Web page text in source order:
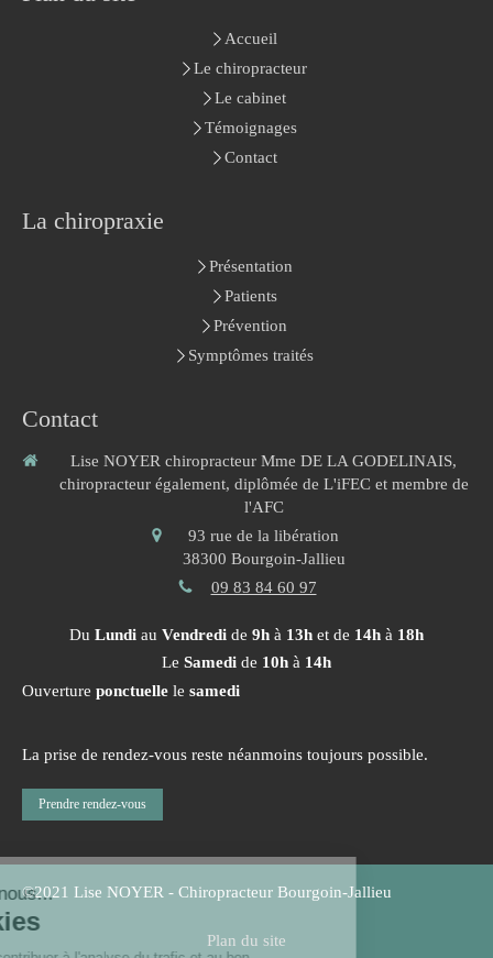
Accueil
Le chiropracteur
Le cabinet
Témoignages
Contact
La chiropraxie
Présentation
Patients
Prévention
Symptômes traités
Contact
Lise NOYER chiropracteur Mme DE LA GODELINAIS,
chiropracteur également, diplômée de L'iFEC et membre de
l'AFC
93 rue de la libération
38300 Bourgoin-Jallieu
09 83 84 60 97
Du Lundi au Vendredi de 9h à 13h et de 14h à 18h
Le Samedi de 10h à 14h
Ouverture ponctuelle le samedi
La prise de rendez-vous reste néanmoins toujours possible.
Prendre rendez-vous
©2021 Lise NOYER - Chiropracteur Bourgoin-Jallieu
Plan du site